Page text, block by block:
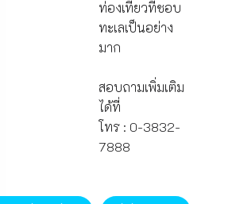
ท่องเที่ยวที่ชอบ
ทะเลเป็นอย่าง
มาก
สอบถามเพิ่มเติม
ได้ที่
โทร : 0-3832-
7888